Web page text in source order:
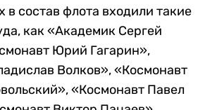
в состав флота входили такие
как «Академик Сергей
Юрий Гагарин»,
Волков», «Космонавт
«Космонавт Павел